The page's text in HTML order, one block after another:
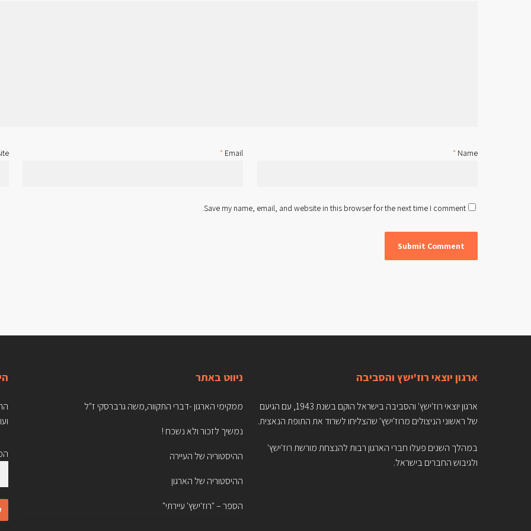
Name
*
Email
*
Save my name, email, and website in this browser for the next time I comment.
ניווט באתר
ממקימי הארגון -דברי התקווה,משה גרברסקי ז"ל
נמשיך לזכור ולא נשכח !
ההיסטוריה של העיירה
ההיסטוריה של הארגון
הספר – "רוז'ישץ' עיירתי"
ארגון יוצאי רוז'ישץ והסביבה
ארגון יוצאי רוז'ישץ' והסביבה בישראל הוקם בשנת 1943, עם הגיעם
של ראשוני הניצולים מרוז'ישץ' שהצליחו לשרוד את התופת הנאצית.
במהלך השנים פעלו חברי הארגון רבות להנצחת מורשת רוז'ישץ'
ולגיבוש החברים בישראל.